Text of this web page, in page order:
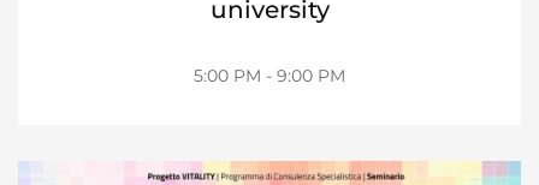
university
5:00 PM - 9:00 PM